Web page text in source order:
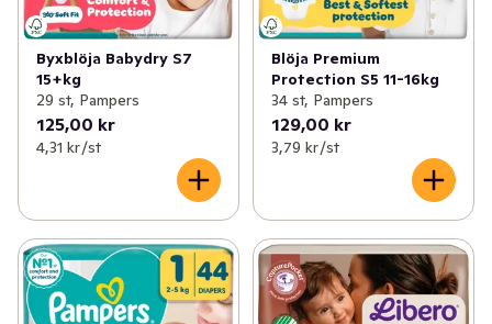
Byxblöja Babydry S7
15+kg
29 st, Pampers
125,00 kr
4,31 kr /st
Blöja Premium
Protection S5 11-16kg
34 st, Pampers
129,00 kr
3,79 kr /st